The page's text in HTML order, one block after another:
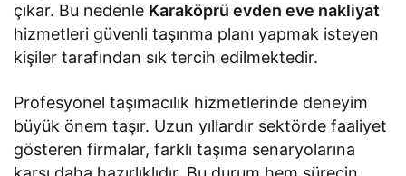
çıkar. Bu nedenle Karaköprü evden eve nakliyat
hizmetleri güvenli taşınma planı yapmak isteyen
kişiler tarafından sık tercih edilmektedir.
Profesyonel taşımacılık hizmetlerinde deneyim
büyük önem taşır. Uzun yıllardır sektörde faaliyet
gösteren firmalar, farklı taşıma senaryolarına